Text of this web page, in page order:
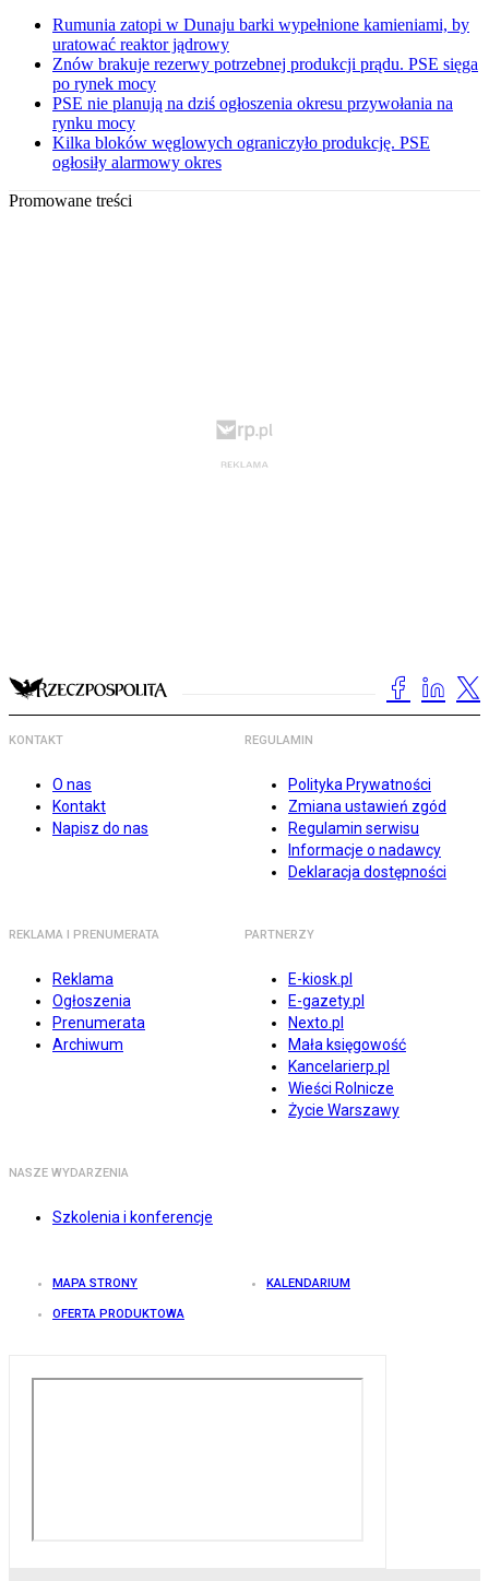
Rumunia zatopi w Dunaju barki wypełnione kamieniami, by
uratować reaktor jądrowy
Znów brakuje rezerwy potrzebnej produkcji prądu. PSE sięga
po rynek mocy
PSE nie planują na dziś ogłoszenia okresu przywołania na
rynku mocy
Kilka bloków węglowych ograniczyło produkcję. PSE
ogłosiły alarmowy okres
Promowane treści
KONTAKT
O nas
Kontakt
Napisz do nas
REGULAMIN
Polityka Prywatności
Zmiana ustawień zgód
Regulamin serwisu
Informacje o nadawcy
Deklaracja dostępności
REKLAMA I PRENUMERATA
Reklama
Ogłoszenia
Prenumerata
Archiwum
PARTNERZY
E-kiosk.pl
E-gazety.pl
Nexto.pl
Mała księgowość
Kancelarierp.pl
Wieści Rolnicze
Życie Warszawy
NASZE WYDARZENIA
Szkolenia i konferencje
MAPA STRONY KALENDARIUM
OFERTA PRODUKTOWA